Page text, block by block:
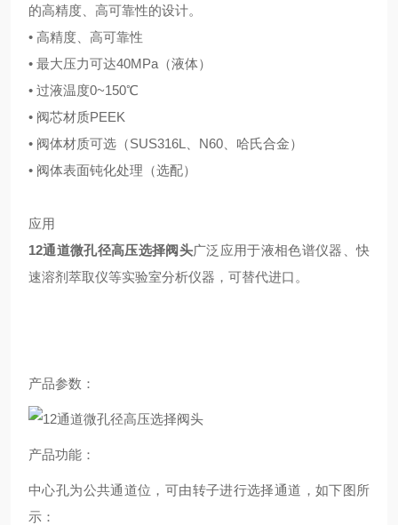
的高精度、高可靠性的设计。
• 高精度、高可靠性
• 最大压力可达40MPa（液体）
• 过液温度0~150℃
• 阀芯材质PEEK
• 阀体材质可选（SUS316L、N60、哈氏合金）
• 阀体表面钝化处理（选配）
应用
12通道微孔径高压选择阀头广泛应用于液相色谱仪器、快
速溶剂萃取仪等实验室分析仪器，可替代进口。
产品参数：
产品功能：
中心孔为公共通道位，可由转子进行选择通道，如下图所
示：